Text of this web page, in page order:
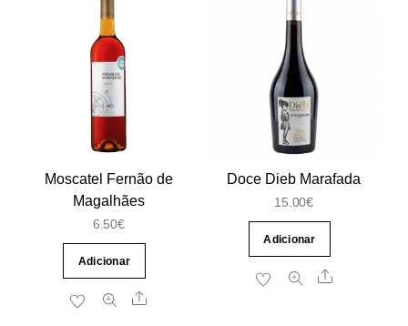
Moscatel Fernão de
Magalhães
6.50€
Adicionar
Share
Doce Dieb Marafada
15.00€
Adicionar
Share